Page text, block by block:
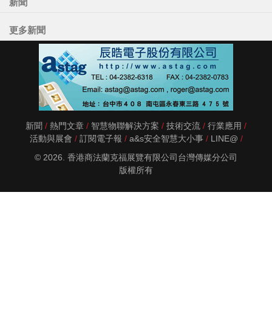
新聞
更多新聞
新聞 熱門文章 智慧物聯解決方案 技術交流
行業應用
活動與展會
訂閱電子報 a&s安全智慧大小事
LINE@
© 2026. 香港商法蘭克福展覽有限公司台灣傳媒分公司
版權所有